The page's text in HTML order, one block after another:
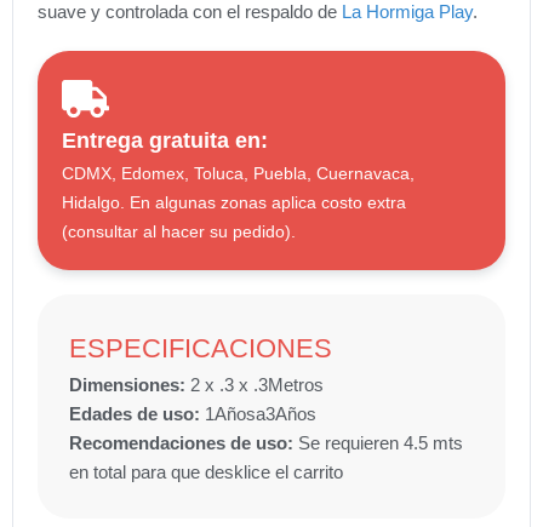
suave y controlada con el respaldo de La Hormiga Play.
Entrega gratuita en:
CDMX, Edomex, Toluca, Puebla, Cuernavaca,
Hidalgo. En algunas zonas aplica costo extra
(consultar al hacer su pedido).
ESPECIFICACIONES
Dimensiones: 2 x .3 x .3Metros
Edades de uso: 1Añosa3Años
Recomendaciones de uso: Se requieren 4.5 mts
en total para que desklice el carrito